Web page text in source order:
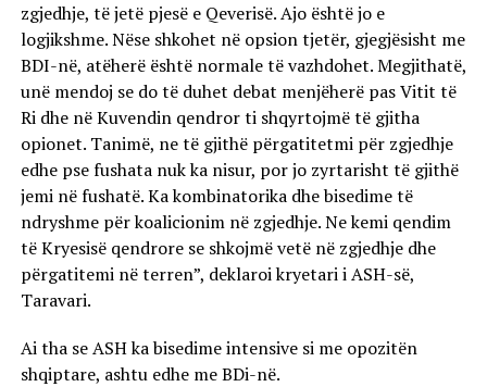
zgjedhje, të jetë pjesë e Qeverisë. Ajo është jo e
logjikshme. Nëse shkohet në opsion tjetër, gjegjësisht me
BDI-në, atëherë është normale të vazhdohet. Megjithatë,
unë mendoj se do të duhet debat menjëherë pas Vitit të
Ri dhe në Kuvendin qendror ti shqyrtojmë të gjitha
opionet. Tanimë, ne të gjithë përgatitetmi për zgjedhje
edhe pse fushata nuk ka nisur, por jo zyrtarisht të gjithë
jemi në fushatë. Ka kombinatorika dhe bisedime të
ndryshme për koalicionim në zgjedhje. Ne kemi qendim
të Kryesisë qendrore se shkojmë vetë në zgjedhje dhe
përgatitemi në terren”, deklaroi kryetari i ASH-së,
Taravari.
Ai tha se ASH ka bisedime intensive si me opozitën
shqiptare, ashtu edhe me BDi-në.